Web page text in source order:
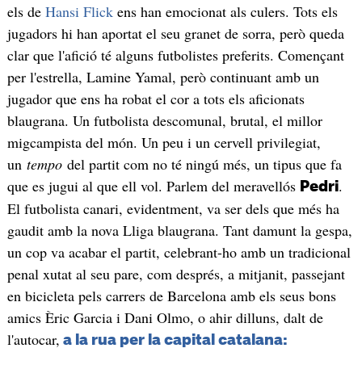
els deHansi Flickens han emocionat als culers. Tots els
jugadors hi han aportat el seu granet de sorra, però queda
clar que l'afició té alguns futbolistes preferits. Començant
per l'estrella, Lamine Yamal, però continuant amb un
jugador que ens ha robat el cor a tots els aficionats
blaugrana. Un futbolista descomunal, brutal, el millor
migcampista del món. Un peu i un cervell privilegiat,
un tempodel partit com no té ningú més, un tipus que fa
que es jugui al que ell vol. Parlem del meravellós Pedri.
El futbolista canari, evidentment, va ser dels que més ha
gaudit amb la nova Lliga blaugrana. Tant damunt la gespa,
un cop va acabar el partit, celebrant-ho amb un tradicional
penal xutat al seu pare, com després, a mitjanit, passejant
en bicicleta pels carrers de Barcelona amb els seus bons
amics Èric Garcia i Dani Olmo, o ahir dilluns, dalt de
l'autocar, a la rua per la capital catalana: